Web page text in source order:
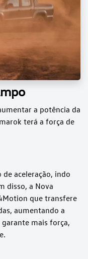
a potência da
terá a força de
aceleração, indo
disso, a Nova
que transfere
aumentando a
mais força,